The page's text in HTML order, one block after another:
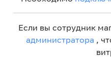
Если вы сотрудник
администратора ,